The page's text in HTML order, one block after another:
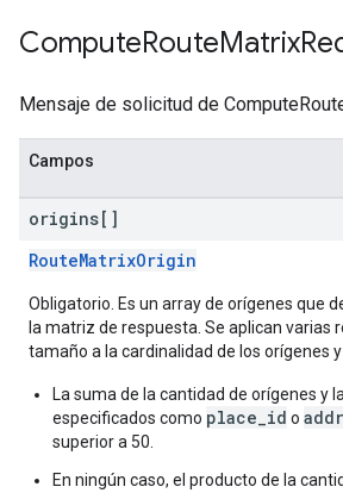
ComputeRouteMatrix
Mensaje de solicitud de
Campos
origins[]
RouteMatrixOrigin
Obligatorio. Es un array de orígenes que
la matriz de respuesta. Se aplican varias
tamaño a la cardinalidad de los orígenes
La suma de la cantidad de orígenes y
especificados como place_id o
superior a 50.
En ningún caso, el producto de la